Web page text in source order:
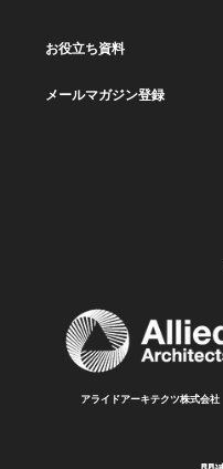
お役立ち資料
メールマガジン登録
アライドアーキテクツ株式会社